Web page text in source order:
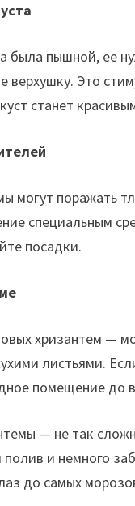
была пышной, ее
верхушку. Это
станет
могут поражать
специальным
посадки.
хризантем —
листьями.
помещение до
— не так
полив и немного
до самых